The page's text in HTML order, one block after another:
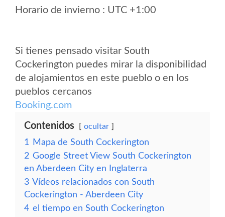
Horario de invierno : UTC +1:00
Si tienes pensado visitar South
Cockerington puedes mirar la disponibilidad
de alojamientos en este pueblo o en los
pueblos cercanos
Booking.com
Contenidos ocultar
1
Mapa de South Cockerington
2 Google Street View South Cockerington
en Aberdeen City en Inglaterra
3 Vídeos relacionados con South
Cockerington - Aberdeen City
4 el tiempo en South Cockerington